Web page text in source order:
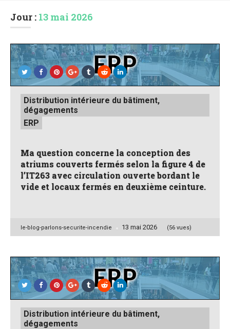
Jour : 13 mai 2026
Posted
inDistribution intérieure du bâtiment,
dégagements
ERP
Ma question concerne la conception des
atriums couverts fermés selon la figure 4 de
l’IT263 avec circulation ouverte bordant le
vide et locaux fermés en deuxième ceinture.
Posted
le-blog-parlons-securite-incendie 13 mai 2026 (56 vues)
Posted
inDistribution intérieure du bâtiment,
dégagements